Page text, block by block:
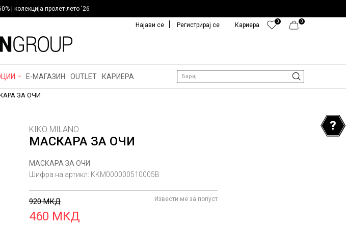
колекција пролет-лето '26
0
0
Кариера
Најави се Регистрирај се
Е-МАГАЗИН OUTLET КАРИЕРА Барај
ЗА ОЧИ
KIKO MILANO
МАСКАРА ЗА ОЧИ
МАСКАРА ЗА ОЧИ
Шифра на артикл: KKM000000510005B
920 МКД
460 МКД
Извести ме за попуст